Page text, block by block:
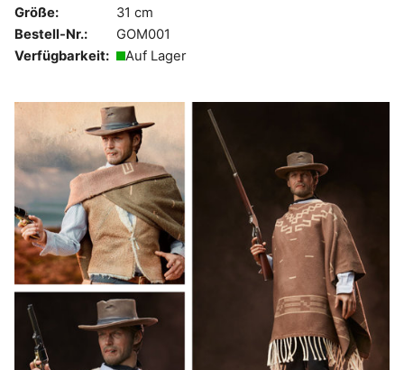
Größe:
31 cm
Bestell-Nr.:
GOM001
Verfügbarkeit:
Auf Lager